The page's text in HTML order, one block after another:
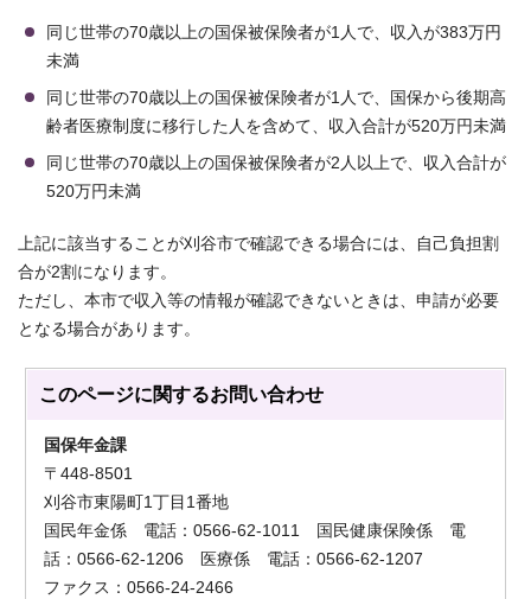
同じ世帯の70歳以上の国保被保険者が1人で、収入が383万円
未満
同じ世帯の70歳以上の国保被保険者が1人で、国保から後期高
齢者医療制度に移行した人を含めて、収入合計が520万円未満
同じ世帯の70歳以上の国保被保険者が2人以上で、収入合計が
520万円未満
上記に該当することが刈谷市で確認できる場合には、自己負担割
合が2割になります。
ただし、本市で収入等の情報が確認できないときは、申請が必要
となる場合があります。
このページに関するお問い合わせ
国保年金課
〒448-8501
刈谷市東陽町1丁目1番地
国民年金係 電話：0566-62-1011 国民健康保険係 電
話：0566-62-1206 医療係 電話：0566-62-1207
ファクス：0566-24-2466